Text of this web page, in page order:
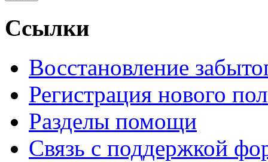
Ссылки
Восстановление
Регистрация нового
Разделы помощи
Связь с поддержкой